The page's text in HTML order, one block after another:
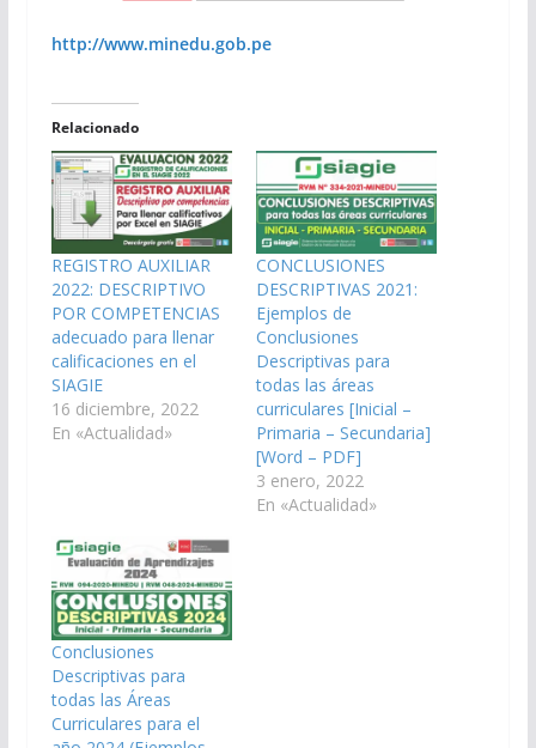
http://www.minedu.gob.pe
Relacionado
REGISTRO AUXILIAR
2022: DESCRIPTIVO
POR COMPETENCIAS
adecuado para llenar
calificaciones en el
SIAGIE
16 diciembre, 2022
En «Actualidad»
CONCLUSIONES
DESCRIPTIVAS 2021:
Ejemplos de
Conclusiones
Descriptivas para
todas las áreas
curriculares [Inicial –
Primaria – Secundaria]
[Word – PDF]
3 enero, 2022
En «Actualidad»
Conclusiones
Descriptivas para
todas las Áreas
Curriculares para el